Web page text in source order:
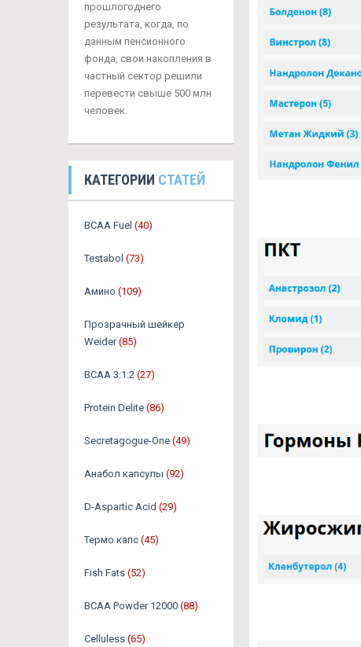
прошлогоднего
результата, когда, по
данным пенсионного
фонда, свои накопления в
частный сектор решили
перевести свыше 500 млн
человек.
КАТЕГОРИИ СТАТЕЙ
BCAA Fuel (40)
Testabol (73)
Амино (109)
Прозрачный шейкер
Weider (85)
BCAA 3:1:2 (27)
Protein Delite (86)
Secretagogue-One (49)
Анабол капсулы (92)
D-Aspartic Acid (29)
Термо капс (45)
Fish Fats (52)
BCAA Powder 12000 (88)
Celluless (65)